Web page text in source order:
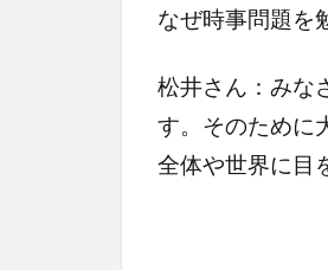
なぜ時事問題を
松井さん：みな
す。そのために
全体や世界に目